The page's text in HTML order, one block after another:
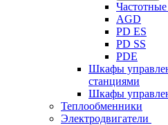
Частотные
AGD
PD ES
PD SS
PDE
Шкафы
станциями
Шкафы
Теплообменники
Электродвигатели